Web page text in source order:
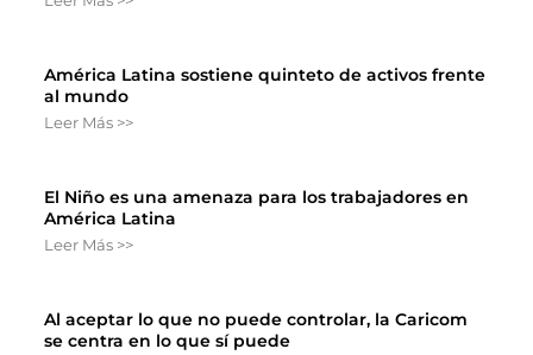
América Latina sostiene quinteto de activos frente
al mundo
Leer Más >>
El Niño es una amenaza para los trabajadores en
América Latina
Leer Más >>
Al aceptar lo que no puede controlar, la Caricom
se centra en lo que sí puede